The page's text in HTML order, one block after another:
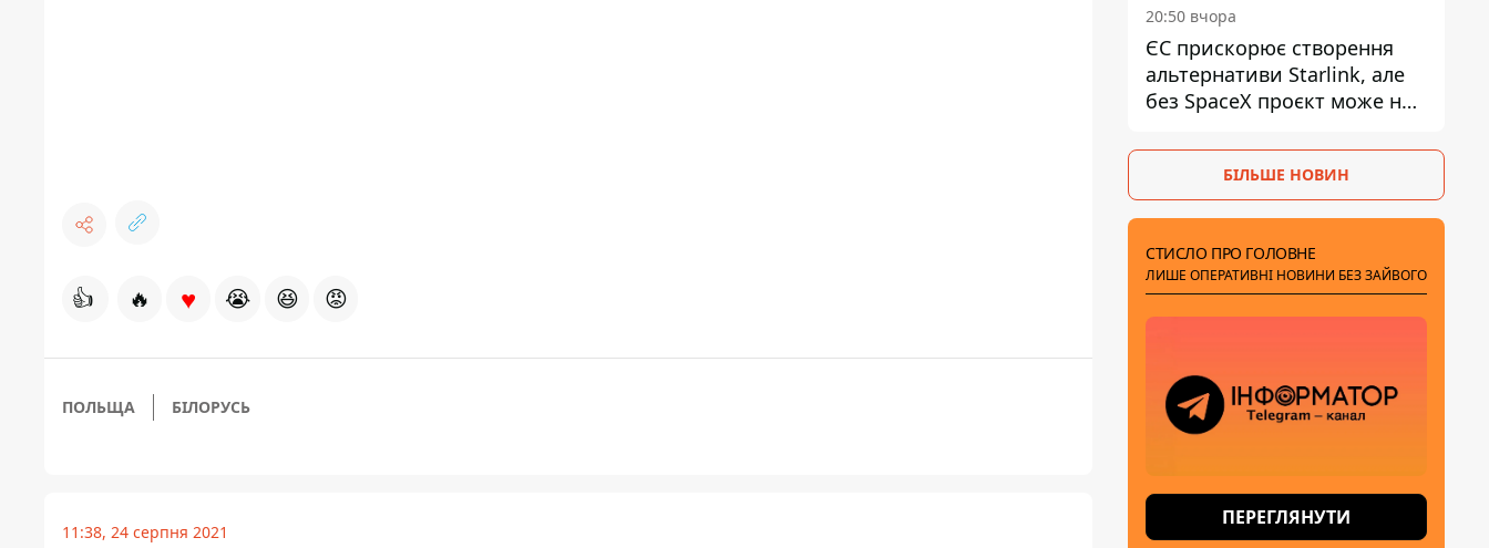
👍 🔥 ♥ 😭 😆 😡
ПОЛЬЩА БІЛОРУСЬ
11:38, 24 серпня 2021
20:50 вчора
ЄС прискорює створення
альтернативи Starlink, але
без SpaceX проєкт може не
БІЛЬШЕ НОВИН
СТИСЛО ПРО ГОЛОВНЕ
ЛИШЕ ОПЕРАТИВНІ НОВИНИ БЕЗ ЗАЙВОГО
ПЕРЕГЛЯНУТИ